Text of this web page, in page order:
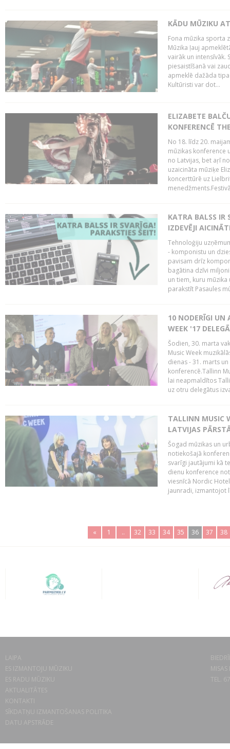
KĀDU MŪZIKU
Fona mūzika sporta
Mūzika ļauj
vairāk un intensīvāk.
piesaistīšanā vai
apmeklē dažāda
Kultūristi var dot...
ELIZABETE
KONFERENCĒ
No 18. līdz 20.
mūzikas konference
no Latvijas, bet aŗī
uzaicināta mūziķe
koncerttūrē uz
KATRA BALSS IR
IZDEVĒJI
Tehnoloģiju
- komponistu un
pavisam drīz
bagātina dzīvi
un tiem, kuru
parakstīt Pasaules
10 NODERĪGI UN
WEEK '17
Šodien, 30. marta
Music Week
dienas - 31. marts
konferencē.Tallinn
lai neapmaldītos
uz otru delegātus
TALLINN MUSIC
LATVIJAS
Šogad mūzikas un
notiekošajā
svarīgi jautājumi kā
dienu konference
viesnīcā Nordic
jaunradi, izmantojot
« 1 .. 32 33 34 35 36 37 38
LAIPA
ES IZMANTOJU MŪZIKU
ES RADU MŪZIKU
AKTUALITĀTES
KONTAKTI
SĪKDATŅU IZMANTOŠANAS POLITIKA
DATU APSTRĀDE
TEL.